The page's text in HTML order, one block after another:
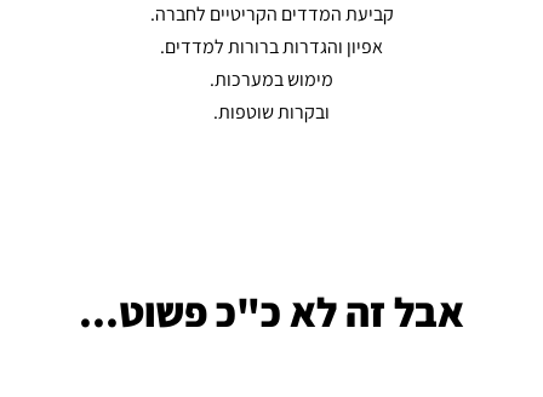
קביעת המדדים הקריטיים לחברה.
אפיון והגדרות ברורות למדדים.
מימוש במערכות.
ובקרות שוטפות.
אבל זה לא כ"כ פשוט...